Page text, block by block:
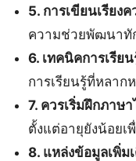
5. การเขียนเรียง
ความช่วยพัฒนาทั
6. เทคนิคการเรีย
การเรียนรู้ที่หลาก
7. ควรเริ่มฝึกภาษ
ตั้งแต่อายุยังน้อยเ
8. แหล่งข้อมูลเพิ่ม